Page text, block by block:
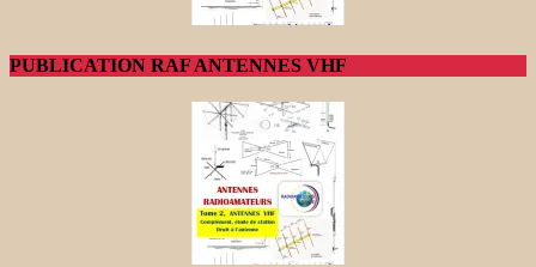
PUBLICATION RAF ANTENNES VHF